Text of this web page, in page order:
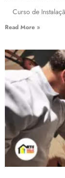
Curso de
Read More »